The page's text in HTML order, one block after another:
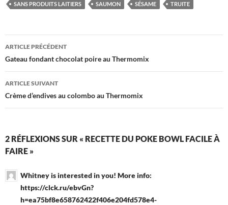
SANS PRODUITS LAITIERS
SAUMON SÉSAME TRUITE
Navigation
des
articles
ARTICLE PRÉCÉDENT
Gateau fondant chocolat poire au Thermomix
ARTICLE SUIVANT
Crème d’endives au colombo au Thermomix
2 RÉFLEXIONS SUR « RECETTE DU POKE BOWL FACILE À
FAIRE »
Whitney is interested in you! More info:
https://clck.ru/ebvGn?
h=ea75bf8e658762422f406e204fd578e4-